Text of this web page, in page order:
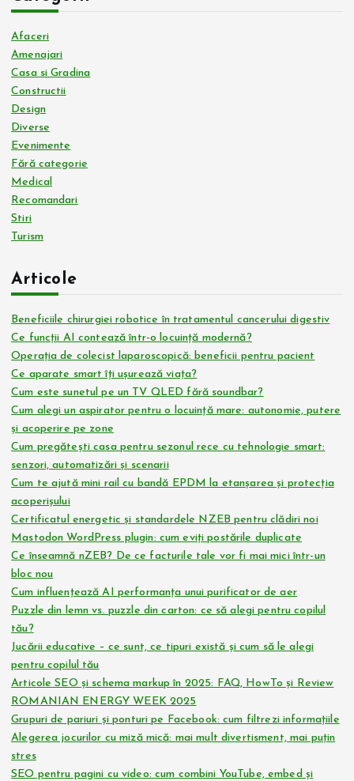
Afaceri
Amenajari
Casa si Gradina
Constructii
Design
Diverse
Evenimente
Fără categorie
Medical
Recomandari
Stiri
Turism
Articole
Beneficiile chirurgiei robotice în tratamentul cancerului digestiv
Ce funcții AI contează într-o locuință modernă?
Operația de colecist laparoscopică: beneficii pentru pacient
Ce aparate smart îți ușurează viața?
Cum este sunetul pe un TV QLED fără soundbar?
Cum alegi un aspirator pentru o locuință mare: autonomie, putere
și acoperire pe zone
Cum pregătești casa pentru sezonul rece cu tehnologie smart:
senzori, automatizări și scenarii
Cum te ajută mini rail cu bandă EPDM la etanșarea și protecția
acoperișului
Certificatul energetic și standardele NZEB pentru clădiri noi
Mastodon WordPress plugin: cum eviți postările duplicate
Ce înseamnă nZEB? De ce facturile tale vor fi mai mici într-un
bloc nou
Cum influențează AI performanța unui purificator de aer
Puzzle din lemn vs. puzzle din carton: ce să alegi pentru copilul
tău?
Jucării educative – ce sunt, ce tipuri există și cum să le alegi
pentru copilul tău
Articole SEO și schema markup în 2025: FAQ, HowTo și Review
ROMANIAN ENERGY WEEK 2025
Grupuri de pariuri și ponturi pe Facebook: cum filtrezi informațiile
Alegerea jocurilor cu miză mică: mai mult divertisment, mai puțin
stres
SEO pentru pagini cu video: cum combini YouTube, embed și